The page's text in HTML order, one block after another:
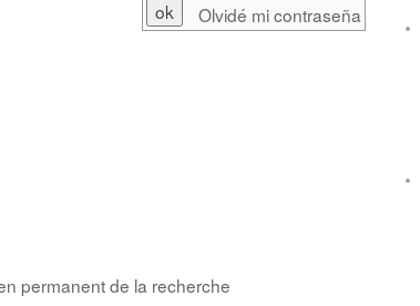
permanent de la recherche
Olvidé mi contraseña